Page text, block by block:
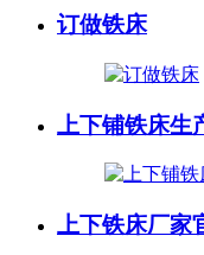
订做铁床
上下铺铁床生
上下铁床厂家